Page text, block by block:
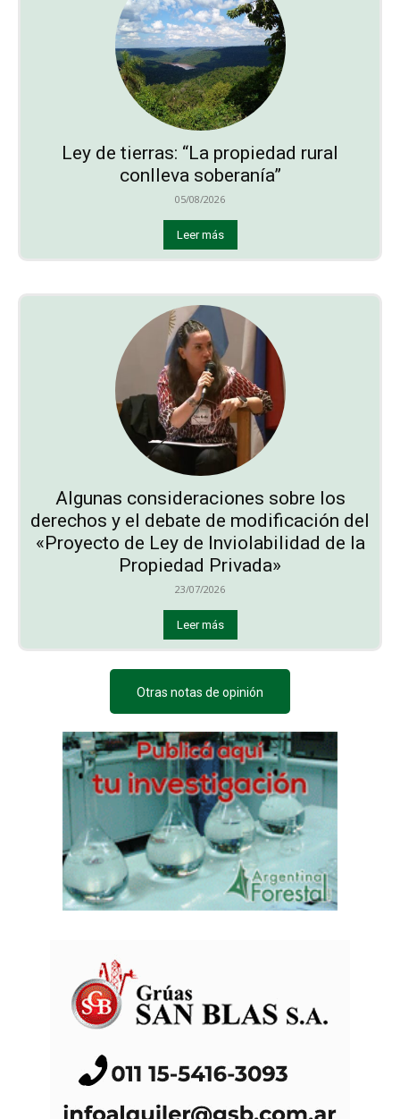
Ley de tierras: “La propiedad rural
conlleva soberanía”
05/08/2026
Leer más
Algunas consideraciones sobre los
derechos y el debate de modificación del
«Proyecto de Ley de Inviolabilidad de la
Propiedad Privada»
23/07/2026
Leer más
Otras notas de opinión